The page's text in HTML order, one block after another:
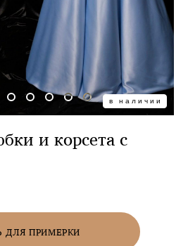
в наличии
и корсета с
ПРИМЕРКИ